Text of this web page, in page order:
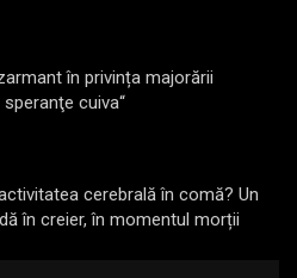
în privința majorării
cuiva“
cerebrală în comă? Un
în creier, în momentul morții